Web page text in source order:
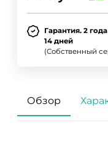
Гарантия. 2
14 дней
(Собственный
Обзор